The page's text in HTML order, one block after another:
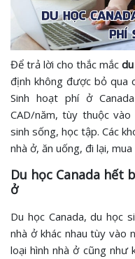
Để trả lời cho thắc mắc
định không được bỏ qua
Sinh hoạt phí ở
CAD/năm, tùy thuộc
sinh sống, học tập. Các
nhà ở, ăn uống, đi lại, mua
Du học Canada hết
ở
Du học Canada, du học
nhà ở khác nhau tùy vào
loại hình nhà ở cũng như